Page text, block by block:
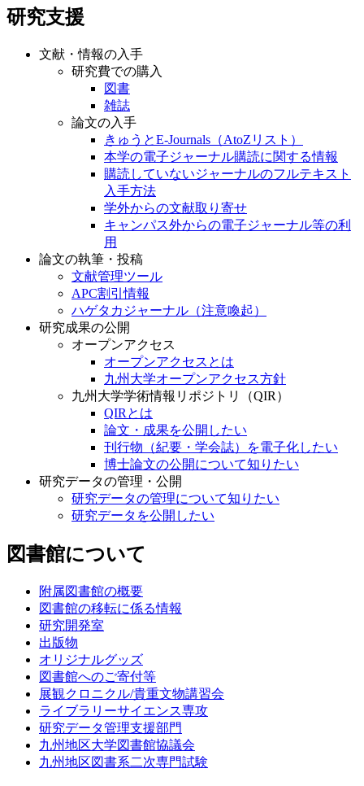
研究支援
文献・情報の入手
研究費での購入
図書
雑誌
論文の入手
きゅうとE-Journals（AtoZリスト）
本学の電子ジャーナル購読に関する情報
購読していないジャーナルのフルテキスト
入手方法
学外からの文献取り寄せ
キャンパス外からの電子ジャーナル等の利
用
論文の執筆・投稿
文献管理ツール
APC割引情報
ハゲタカジャーナル（注意喚起）
研究成果の公開
オープンアクセス
オープンアクセスとは
九州大学オープンアクセス方針
九州大学学術情報リポジトリ（QIR）
QIRとは
論文・成果を公開したい
刊行物（紀要・学会誌）を電子化したい
博士論文の公開について知りたい
研究データの管理・公開
研究データの管理について知りたい
研究データを公開したい
図書館について
附属図書館の概要
図書館の移転に係る情報
研究開発室
出版物
オリジナルグッズ
図書館へのご寄付等
展観クロニクル/貴重文物講習会
ライブラリーサイエンス専攻
研究データ管理支援部門
九州地区大学図書館協議会
九州地区図書系二次専門試験